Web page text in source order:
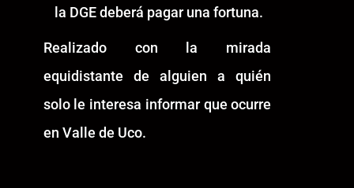
la DGE deberá pagar una fortuna.
Realizado con la mirada
equidistante de alguien a quién
solo le interesa informar que ocurre
en Valle de Uco.